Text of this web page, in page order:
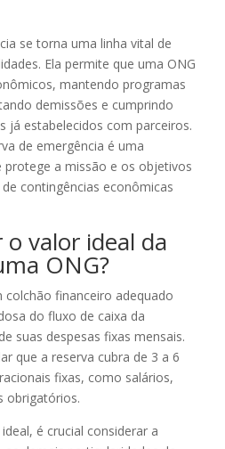
se torna uma linha vital de
Ela permite que uma ONG
mantendo programas
demissões e cumprindo
já estabelecidos com parceiros.
de emergência é uma
a missão e os objetivos
contingências econômicas
valor ideal da
ONG?
colchão financeiro adequado
do fluxo de caixa da
suas despesas fixas mensais.
que a reserva cubra de 3 a 6
fixas, como salários,
obrigatórios.
é crucial considerar a